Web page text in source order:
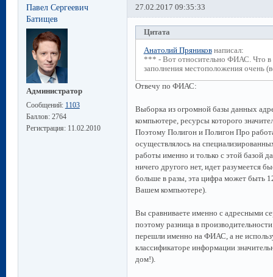
Павел Сергеевич
Батищев
Администратор
Сообщений: 1103
Баллов: 2764
Регистрация: 11.02.2010
27.02.2017 09:35:33
Цитата
Анатолий Пряниковнаписал:
*** - Вот относительно ФИАС. Что в
заполнения местоположения очень
Отвечу по ФИАС:
Выборка из огромной базы данных
компьютере, ресурсы которого
Поэтому Полигон и Полигон Про
осуществлялось на
работы именно и только с этой базой
ничего другого нет, идет разумеется
больше в разы, эта цифра может быть
Вашем компьютере).
Вы сравниваете именно с адресными
поэтому разница в
перешли именно на ФИАС, а не
классификаторе информации
дом!).